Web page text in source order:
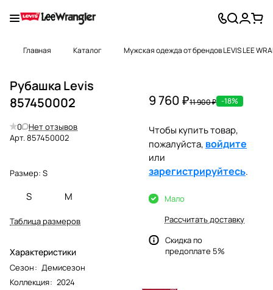
Главная Каталог Мужская одежда от брендов LEVIS LEE
Рубашка Levis
857450002
0
Нет отзывов
Арт.857450002
Размер: S
S M
Таблица размеров
Характеристики
Сезон: Демисезон
Коллекция: 2024
9 760 ₽11 900 ₽ -18%
Чтобы купить товар,
пожалуйста, войдите
или
зарегистрируйтесь.
Мало
Рассчитать доставку
Скидка по
предоплате 5%